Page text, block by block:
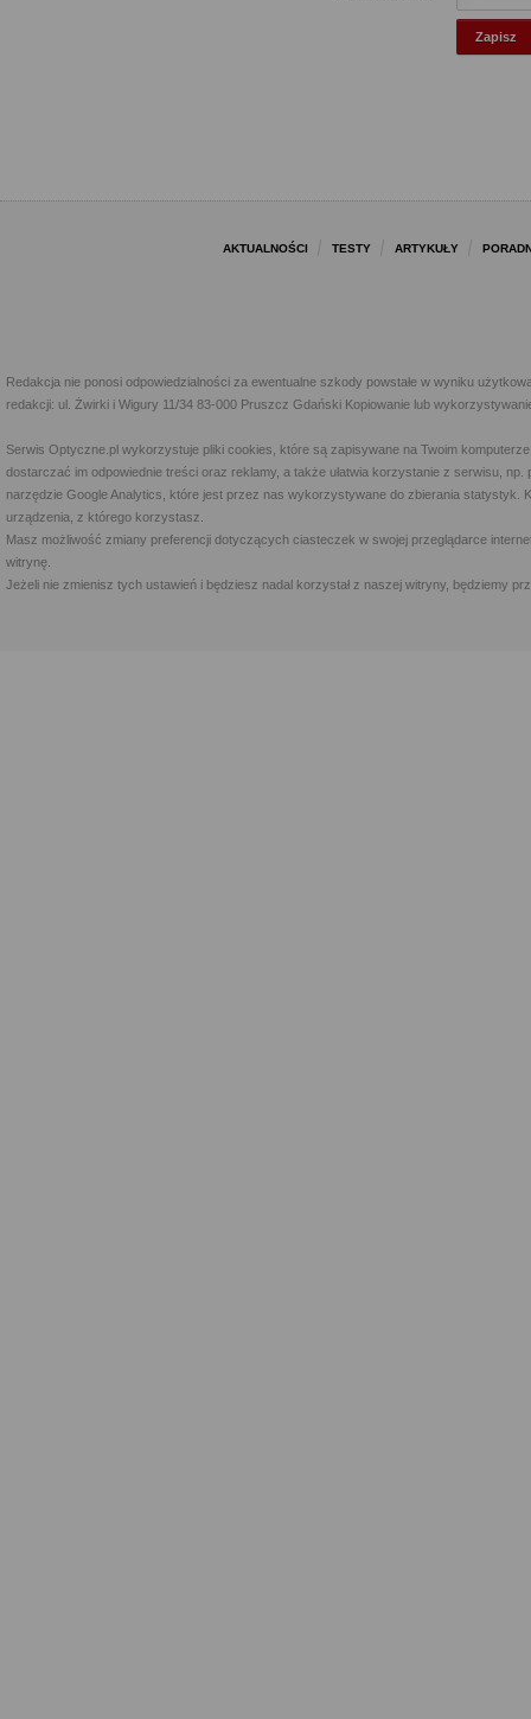
AKTUALNOŚCI TESTY ARTYKUŁY
Redakcja nie ponosi odpowiedzialności za ewentualne szkody powstałe w wyniku
redakcji: ul. Żwirki i Wigury 11/34 83-000 Pruszcz Gdański Kopiowanie lub
Serwis Optyczne.pl wykorzystuje pliki cookies, które są zapisywane na Twoim
dostarczać im odpowiednie treści oraz reklamy, a także ułatwia korzystanie z serwisu,
narzędzie Google Analytics, które jest przez nas wykorzystywane do zbierania statystyk.
urządzenia, z którego korzystasz.
Masz możliwość zmiany preferencji dotyczących ciasteczek w swojej przeglądarce
witrynę.
Jeżeli nie zmienisz tych ustawień i będziesz nadal korzystał z naszej witryny, będziemy